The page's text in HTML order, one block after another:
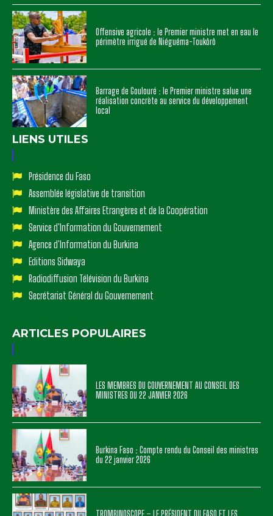
Offensive agricole : le Premier ministre met en eau le
périmètre irrigué de Niéguéma-Toukôrô
Barrage de Goulouré : le Premier ministre salue une
réalisation concrète au service du développement
local
LIENS UTILES
Présidence du Faso
Assemblée législative de transition
Ministère des Affaires Etrangères et de la Coopération
Service d'Information du Gouvernement
Agence d'Information du Burkina
Editions Sidwaya
Radiodiffusion Télévision du Burkina
Secrétariat Général du Gouvernement
ARTICLES POPULAIRES
LES MEMBRES DU GOUVERNEMENT AU CONSEIL DES
MINISTRES DU 22 JANVIER 2026
Burkina Faso : Compte rendu du Conseil des ministres
du 22 janvier 2026